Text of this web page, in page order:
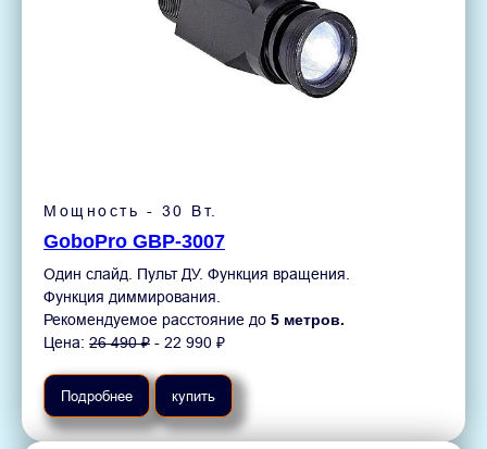
Мощность - 30 Вт.
GoboPro GBP-3007
Один слайд. Пульт ДУ. Функция вращения.
Функция диммирования.
Рекомендуемое расстояние до 5 метров.
Цена: 26 490 ₽ - 22 990 ₽
Подробнее купить